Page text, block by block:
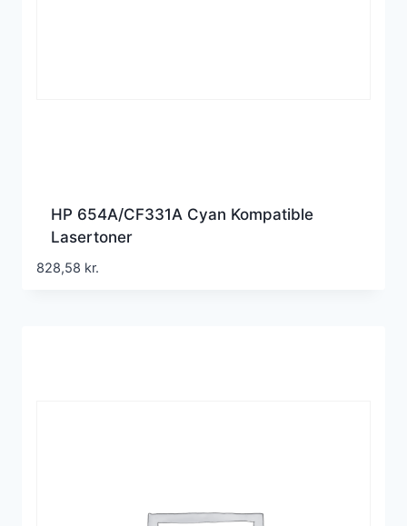
HP 654A/CF331A Cyan Kompatible
Lasertoner
828,58 kr.